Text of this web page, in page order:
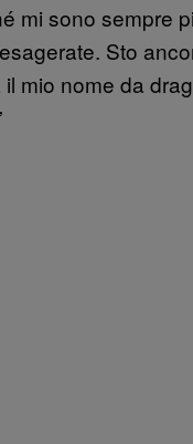
mi sono sempre
Sto
mio nome da